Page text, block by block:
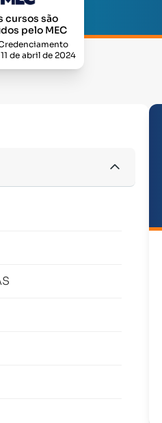
cursos são
pelo MEC
11 de abril de 2024